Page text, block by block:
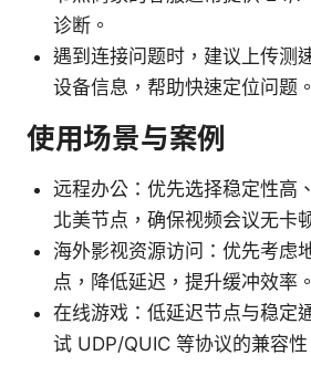
诊断。
遇到连接问题时，建议上传测
设备信息，帮助快速定位问题。
使用场景与案例
远程办公：优先选择稳定性高
北美节点，确保视频会议无卡
海外影视资源访问：优先考虑
点，降低延迟，提升缓冲效率。
在线游戏：低延迟节点与稳定
试 UDP/QUIC 等协议的兼容性